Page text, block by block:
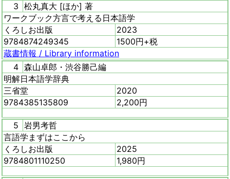
3 松丸真大 [ほか] 著
ワークブック方言で考える日本語学
くろしお出版
2023
9784874249345
1500円+税
蔵書情報 / Library information
4 森山卓郎・渋谷勝己編
明解日本語学辞典
三省堂
2020
9784385135809
2,200円
5 岩男考哲
言語学まずはここから
くろしお出版
2025
9784801110250
1,980円